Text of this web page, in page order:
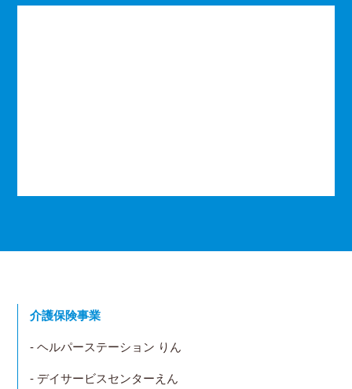
介護保険事業
- ヘルパーステーション りん
- デイサービスセンターえん